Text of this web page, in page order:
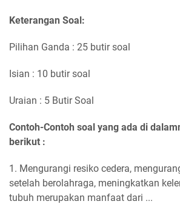
Keterangan Soal:
Pilihan Ganda : 25 butir soal
Isian : 10 butir soal
Uraian : 5 Butir Soal
Contoh-Contoh soal yang ada di
berikut :
1. Mengurangi resiko cedera,
setelah berolahraga, meningkatkan
tubuh merupakan manfaat dari ...